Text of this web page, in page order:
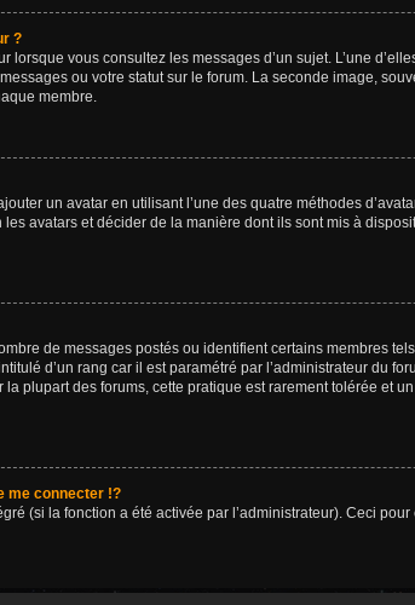
?
lorsque vous consultez les messages d’un sujet. L’une
ou votre statut sur le forum. La seconde image,
membre.
un avatar en utilisant l’une des quatre méthodes
avatars et décider de la manière dont ils sont mis à
de messages postés ou identifient certains membres
d’un rang car il est paramétré par l’administrateur du
plupart des forums, cette pratique est rarement tolérée et
me connecter !?
(si la fonction a été activée par l’administrateur). Ceci pour